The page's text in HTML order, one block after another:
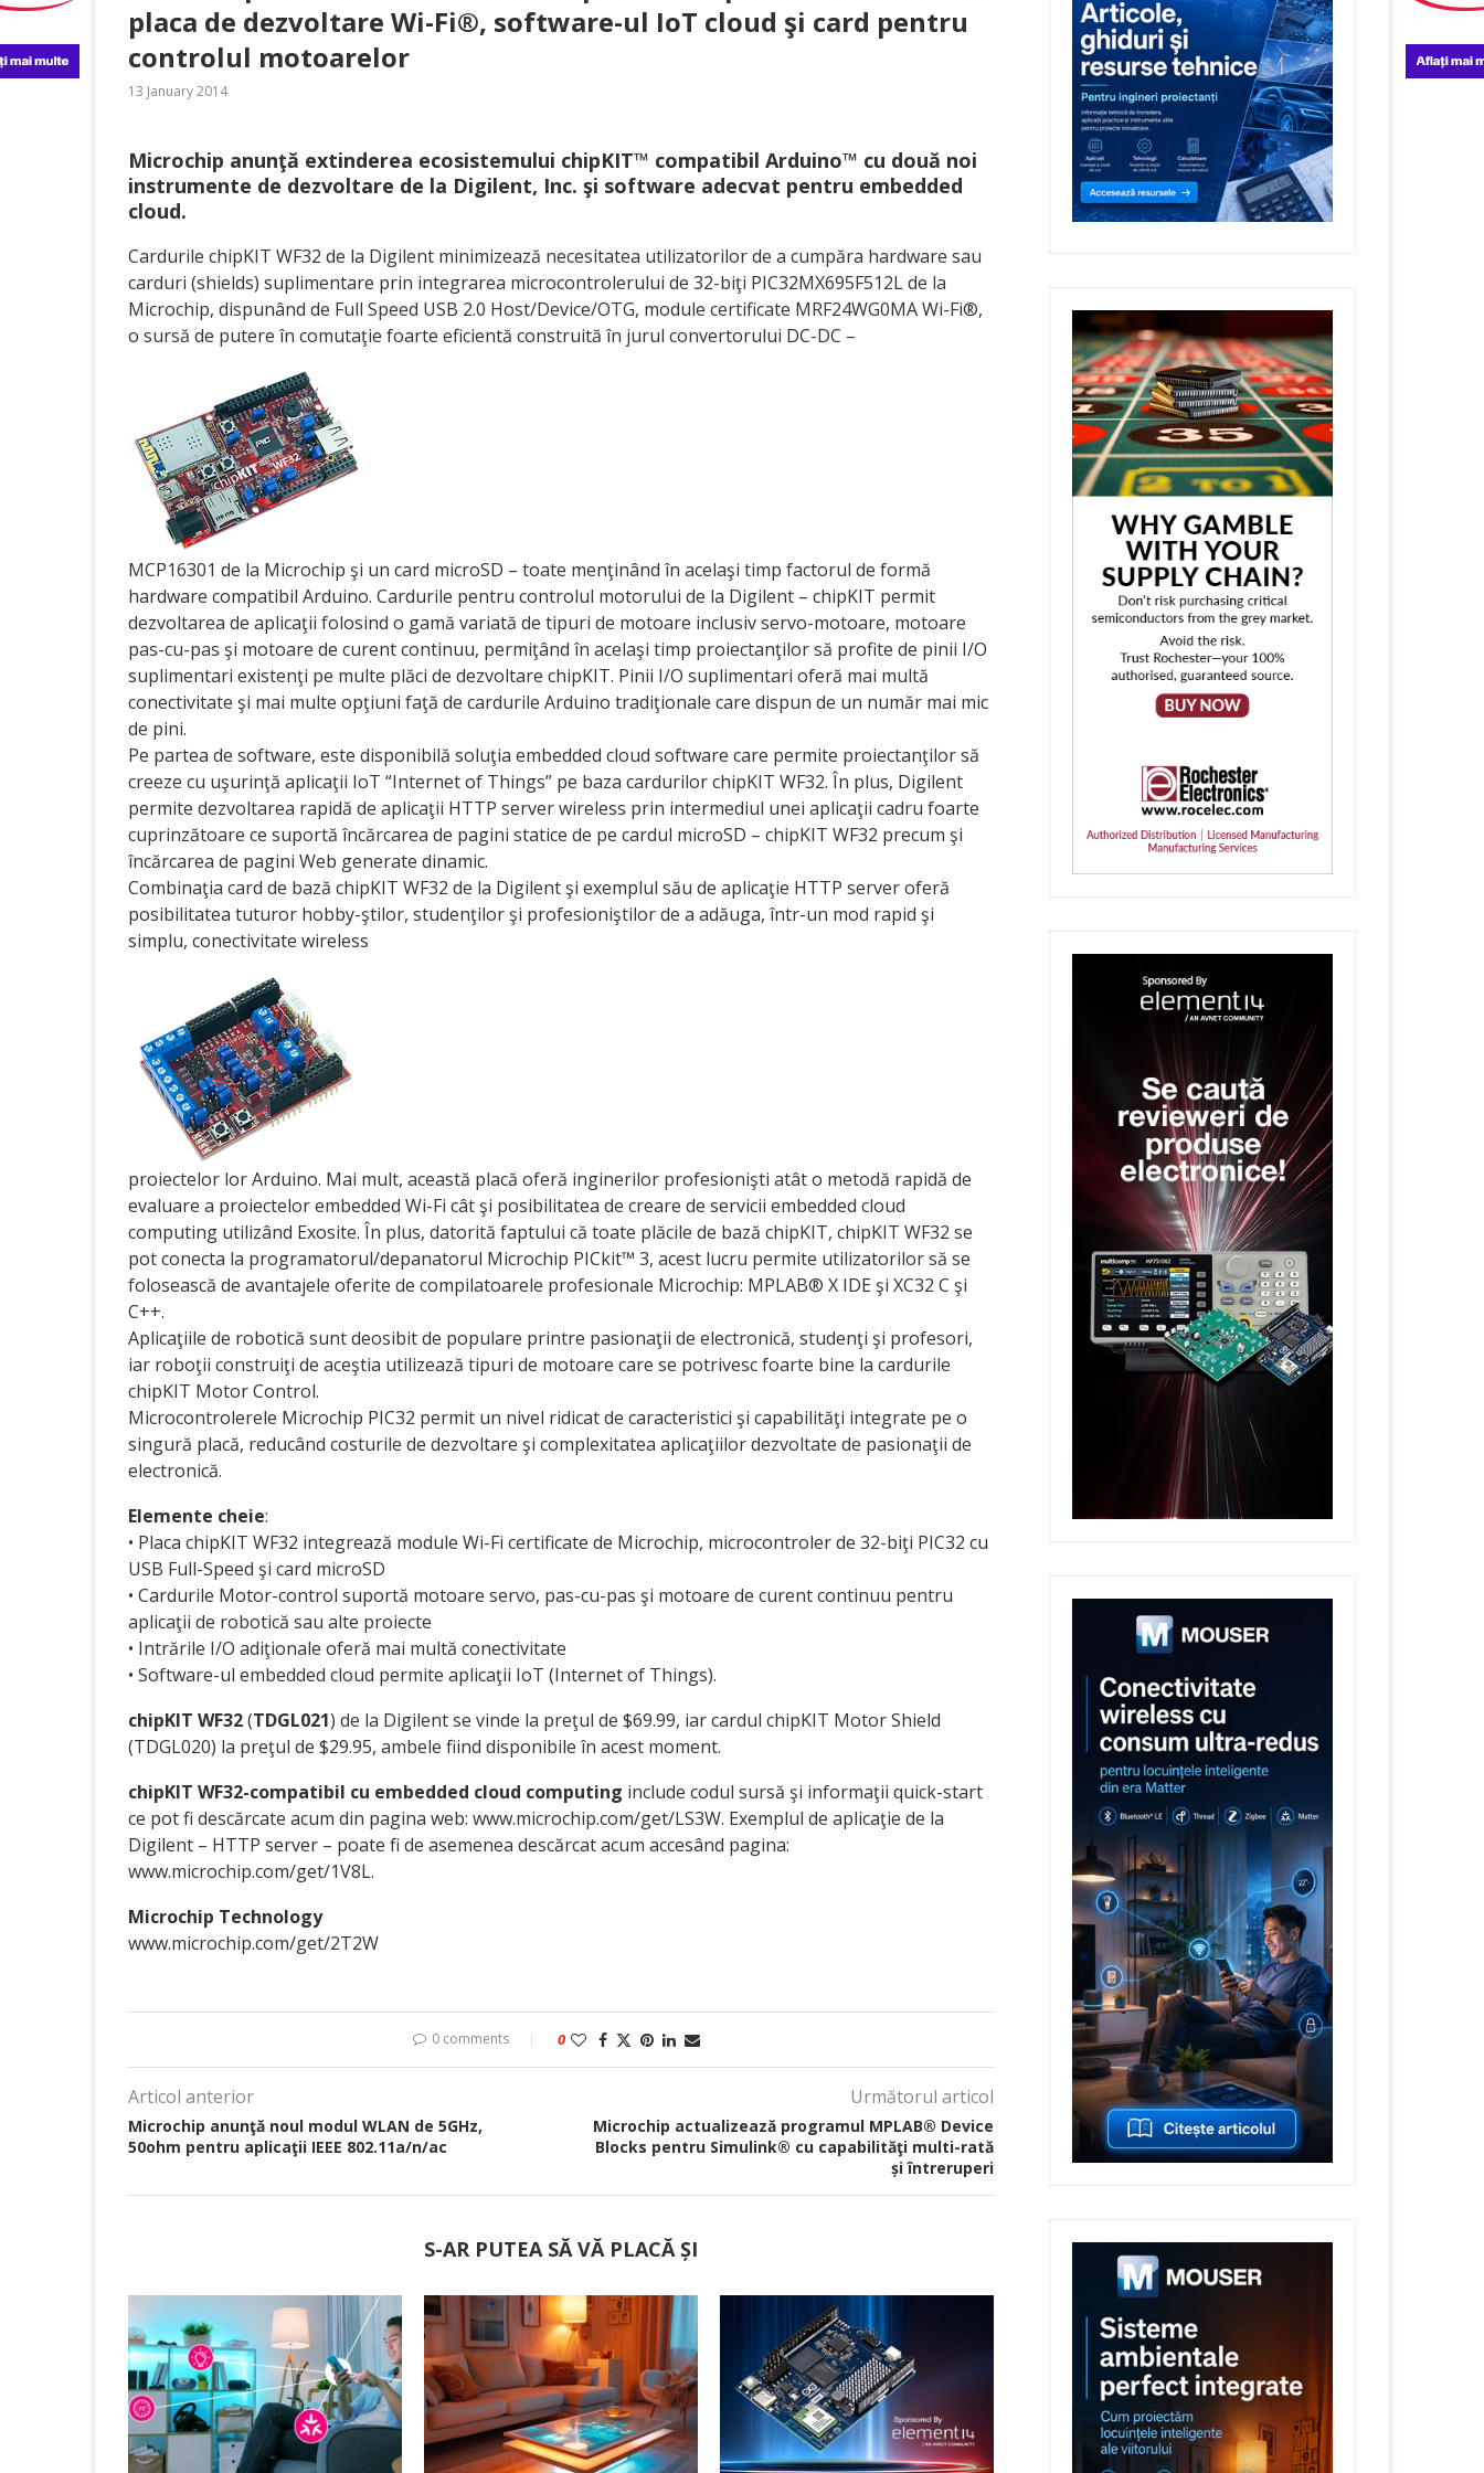
placa de dezvoltare Wi-Fi®, software-ul IoT cloud şi card pentru
controlul motoarelor
13 January 2014
Microchip anunţă extinderea ecosistemului chipKIT™ compatibil Arduino™ cu două noi
instrumente de dezvoltare de la Digilent, Inc. şi software adecvat pentru embedded
cloud.
Cardurile chipKIT WF32 de la Digilent minimizează necesitatea utilizatorilor de a cumpăra hardware sau
carduri (shields) suplimentare prin integrarea microcontrolerului de 32-biţi PIC32MX695F512L de la
Microchip, dispunând de Full Speed USB 2.0 Host/Device/OTG, module certificate MRF24WG0MA Wi-Fi®,
o sursă de putere în comutaţie foarte eficientă construită în jurul convertorului DC-DC –
MCP16301 de la Microchip şi un card microSD – toate menţinând în acelaşi timp factorul de formă
hardware compatibil Arduino. Cardurile pentru controlul motorului de la Digilent – chipKIT permit
dezvoltarea de aplicaţii folosind o gamă variată de tipuri de motoare inclusiv servo-motoare, motoare
pas-cu-pas şi motoare de curent continuu, permiţând în acelaşi timp proiectanţilor să profite de pinii I/O
suplimentari existenţi pe multe plăci de dezvoltare chipKIT. Pinii I/O suplimentari oferă mai multă
conectivitate şi mai multe opţiuni faţă de cardurile Arduino tradiţionale care dispun de un număr mai mic
de pini.
Pe partea de software, este disponibilă soluţia embedded cloud software care permite proiectanţilor să
creeze cu uşurinţă aplicaţii IoT “Internet of Things” pe baza cardurilor chipKIT WF32. În plus, Digilent
permite dezvoltarea rapidă de aplicaţii HTTP server wireless prin intermediul unei aplicaţii cadru foarte
cuprinzătoare ce suportă încărcarea de pagini statice de pe cardul microSD – chipKIT WF32 precum şi
încărcarea de pagini Web generate dinamic.
Combinaţia card de bază chipKIT WF32 de la Digilent şi exemplul său de aplicaţie HTTP server oferă
posibilitatea tuturor hobby-ştilor, studenţilor şi profesioniştilor de a adăuga, într-un mod rapid şi
simplu, conectivitate wireless
proiectelor lor Arduino. Mai mult, această placă oferă inginerilor profesionişti atât o metodă rapidă de
evaluare a proiectelor embedded Wi-Fi cât şi posibilitatea de creare de servicii embedded cloud
computing utilizând Exosite. În plus, datorită faptului că toate plăcile de bază chipKIT, chipKIT WF32 se
pot conecta la programatorul/depanatorul Microchip PICkit™ 3, acest lucru permite utilizatorilor să se
folosească de avantajele oferite de compilatoarele profesionale Microchip: MPLAB® X IDE şi XC32 C şi
C++.
Aplicaţiile de robotică sunt deosibit de populare printre pasionaţii de electronică, studenţi şi profesori,
iar roboţii construiţi de aceştia utilizează tipuri de motoare care se potrivesc foarte bine la cardurile
chipKIT Motor Control.
Microcontrolerele Microchip PIC32 permit un nivel ridicat de caracteristici şi capabilităţi integrate pe o
singură placă, reducând costurile de dezvoltare şi complexitatea aplicaţiilor dezvoltate de pasionaţii de
electronică.
Elemente cheie:
• Placa chipKIT WF32 integrează module Wi-Fi certificate de Microchip, microcontroler de 32-biţi PIC32 cu
USB Full-Speed şi card microSD
• Cardurile Motor-control suportă motoare servo, pas-cu-pas şi motoare de curent continuu pentru
aplicaţii de robotică sau alte proiecte
• Intrările I/O adiţionale oferă mai multă conectivitate
• Software-ul embedded cloud permite aplicaţii IoT (Internet of Things).
chipKIT WF32(TDGL021) de la Digilent se vinde la preţul de $69.99, iar cardul chipKIT Motor Shield
(TDGL020) la preţul de $29.95, ambele fiind disponibile în acest moment.
chipKIT WF32-compatibil cu embedded cloud computing include codul sursă şi informaţii quick-start
ce pot fi descărcate acum din pagina web: www.microchip.com/get/LS3W. Exemplul de aplicaţie de la
Digilent – HTTP server – poate fi de asemenea descărcat acum accesând pagina:
www.microchip.com/get/1V8L.
Microchip Technology
www.microchip.com/get/2T2W
0 comments 0
Articol anterior
Microchip anunţă noul modul WLAN de 5GHz,
50ohm pentru aplicaţii IEEE 802.11a/n/ac
Următorul articol
Microchip actualizează programul MPLAB® Device
Blocks pentru Simulink® cu capabilităţi multi-rată
și întreruperi
S-AR PUTEA SĂ VĂ PLACĂ ȘI